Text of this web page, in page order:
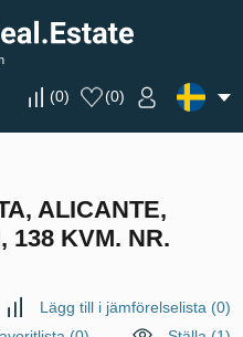
(0) (0)
ALICANTE,
138 KVM. NR.
Lägg till i jämförelselista (0)